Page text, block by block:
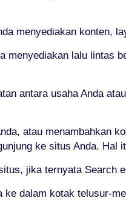
menyediakan konten,
menyediakan lalu lintas
antara usaha Anda
atau menambahkan
ke situs Anda. Hal
jika ternyata Search
dalam kotak telusur-